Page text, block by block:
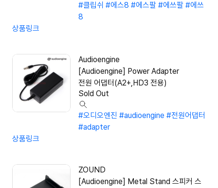
#클립쉬 #에스8 #에스팔 #에쓰팔 #에쓰
8
상품링크
Audioengine
[Audioengine] Power Adapter
전원 어댑터(A2+,HD3 전용)
Sold Out
#오디오엔진 #audioengine #전원어댑터
#adapter
상품링크
ZOUND
[Audioengine] Metal Stand 스피커 스